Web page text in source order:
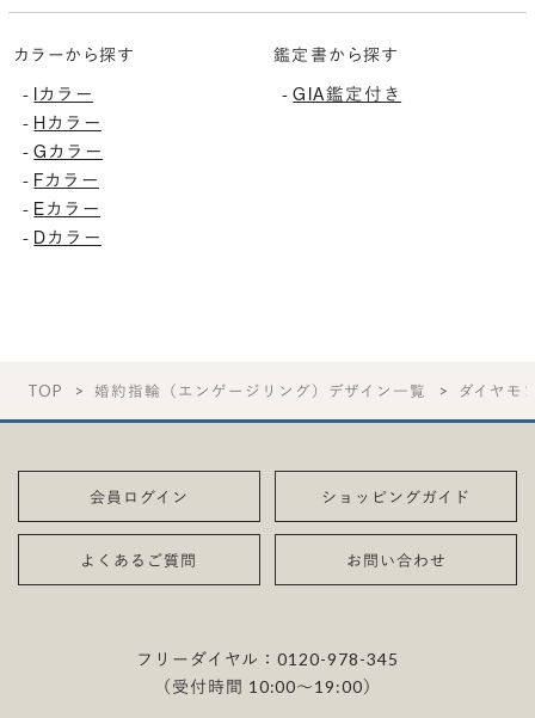
カラーから探す
- Iカラー
- Hカラー
-Gカラー
- Fカラー
- Eカラー
- Dカラー
鑑定書から探す
-GIA鑑定付き
TOP 婚約指輪（エンゲージリング）デザイン一覧 ダイヤモ
会員ログイン ショッピングガイド
よくあるご質問 お問い合わせ
フリーダイヤル：0120-978-345
（受付時間 10:00〜19:00）